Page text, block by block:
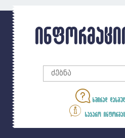
ხშირად
საჯარო